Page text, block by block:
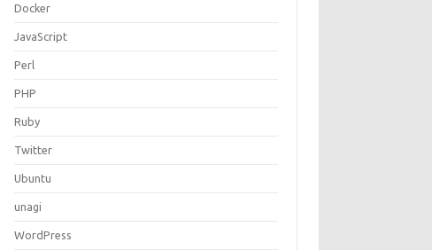
Docker
JavaScript
Perl
PHP
Ruby
Twitter
Ubuntu
unagi
WordPress